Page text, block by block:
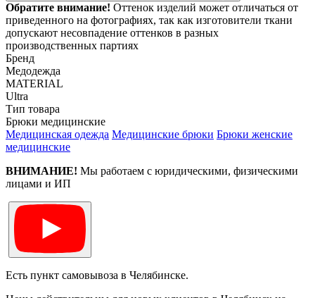
Обратите внимание! Оттенок изделий может отличаться от
приведенного на фотографиях, так как изготовители ткани
допускают несовпадение оттенков в разных
производственных партиях
Бренд
Медодежда
MATERIAL
Ultra
Тип товара
Брюки медицинские
Медицинская одежда Медицинские брюки Брюки женские
медицинские
ВНИМАНИЕ! Мы работаем с юридическими, физическими
лицами и ИП
Есть пункт самовывоза в Челябинске.